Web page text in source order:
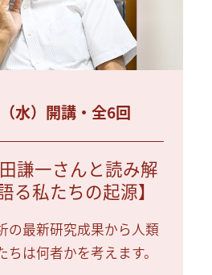
水）開講・全6回
謙一さんと読み解
る私たちの起源】
の最新研究成果から人類
ちは何者かを考えます。